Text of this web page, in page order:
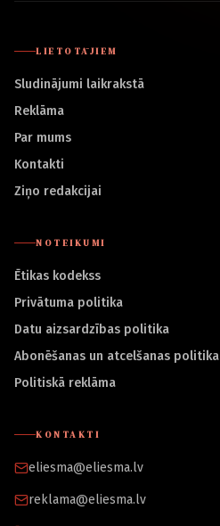
LIETOTĀJIEM
Sludinājumi laikrakstā
Reklāma
Par mums
Kontakti
Ziņo redakcijai
NOTEIKUMI
Ētikas kodekss
Privātuma politika
Datu aizsardzības politika
Abonēšanas un atcelšanas politika
Politiskā reklāma
KONTAKTI
eliesma@eliesma.lv
reklama@eliesma.lv